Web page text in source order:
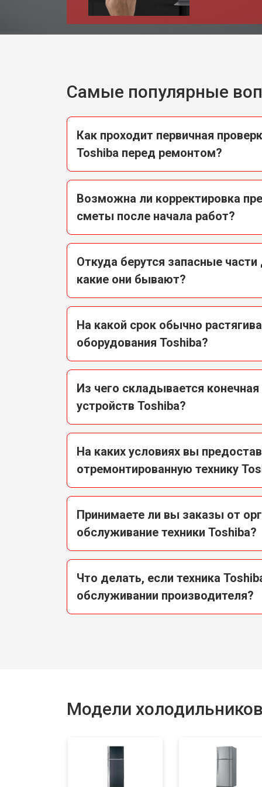
Замена реле холодильника Toshiba
Самые популярные
Как проходит первичная
Toshiba перед ремонтом?
Возможна ли корректировка
сметы после начала работ?
Откуда берутся запасные части
какие они бывают?
На какой срок обычно
оборудования Toshiba?
Из чего складывается
устройств Toshiba?
На каких условиях вы
отремонтированную технику
Принимаете ли вы заказы от
обслуживание техники Toshiba?
Что делать, если техника
обслуживании производителя?
Модели